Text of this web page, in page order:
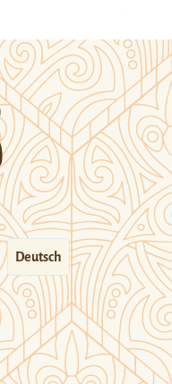
Deutsch